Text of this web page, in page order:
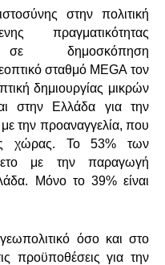
στην πολιτική
πραγματικότητας
δημοσκόπηση
σταθμό MEGA τον
δημιουργίας μικρών
στην Ελλάδα για την
την προαναγγελία, που
χώρας. Το 53% των
με την παραγωγή
Μόνο το 39% είναι
όσο και στο
προϋποθέσεις για την